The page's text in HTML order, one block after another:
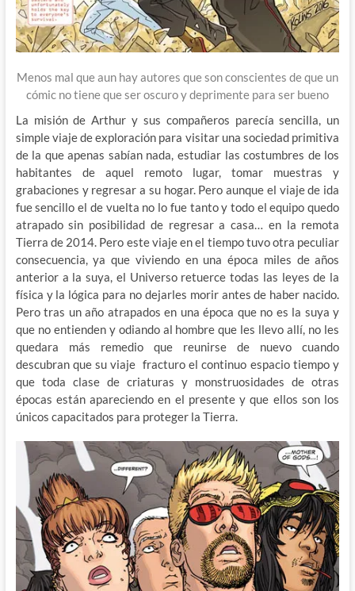
Menos mal que aun hay autores que son conscientes de que un
cómic no tiene que ser oscuro y deprimente para ser bueno
La misión de Arthur y sus compañeros parecía sencilla, un
simple viaje de exploración para visitar una sociedad primitiva
de la que apenas sabían nada, estudiar las costumbres de los
habitantes de aquel remoto lugar, tomar muestras y
grabaciones y regresar a su hogar. Pero aunque el viaje de ida
fue sencillo el de vuelta no lo fue tanto y todo el equipo quedo
atrapado sin posibilidad de regresar a casa… en la remota
Tierra de 2014. Pero este viaje en el tiempo tuvo otra peculiar
consecuencia, ya que viviendo en una época miles de años
anterior a la suya, el Universo retuerce todas las leyes de la
física y la lógica para no dejarles morir antes de haber nacido.
Pero tras un año atrapados en una época que no es la suya y
que no entienden y odiando al hombre que les llevo allí, no les
quedara más remedio que reunirse de nuevo cuando
descubran que su viaje fracturo el continuo espacio tiempo y
que toda clase de criaturas y monstruosidades de otras
épocas están apareciendo en el presente y que ellos son los
únicos capacitados para proteger la Tierra.